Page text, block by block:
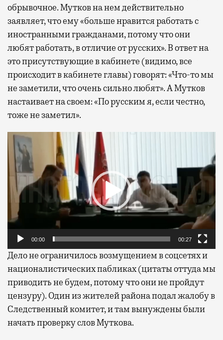
обрывочное. Мутков на нем действительно
заявляет, что ему «больше нравится работать с
иностранными гражданами, потому что они
любят работать, в отличие от русских». В ответ на
это присутствующие в кабинете (видимо, все
происходит в кабинете главы) говорят: «Что-то мы
не заметили, что очень сильно любят». А Мутков
настаивает на своем: «По русским я, если честно,
тоже не заметил».
Видеоплеер
00:00 00:27
Дело не ограничилось возмущением в соцсетях и
националистических пабликах (цитаты оттуда мы
приводить не будем, потому что они не пройдут
цензуру). Один из жителей района подал жалобу в
Следственный комитет, и там вынуждены были
начать проверку слов Муткова.